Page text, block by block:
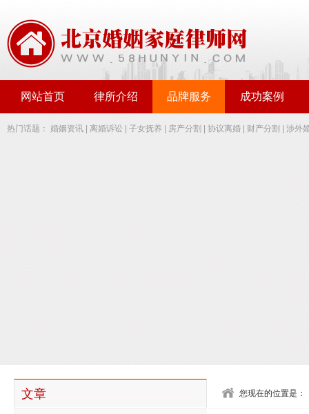
网站首页 律所介绍 品牌服务 成功案例
热门话题： 婚姻资讯 离婚诉讼 子女抚养 房产分割 协议离婚 财产分割 涉外
文章 您现在的位置是：